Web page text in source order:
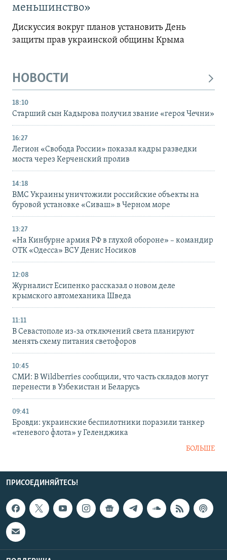
меньшинство»
Дискуссия вокруг планов установить День
защиты прав украинской общины Крыма
НОВОСТИ
18:10
Старший сын Кадырова получил звание «героя Чечни»
16:27
Легион «Свобода России» показал кадры разведки
моста через Керченский пролив
14:18
ВМС Украины уничтожили российские объекты на
буровой установке «Сиваш» в Черном море
13:27
«На Кинбурне армия РФ в глухой обороне» – командир
ОТК «Одесса» ВСУ Денис Носиков
12:08
Журналист Есипенко рассказал о новом деле
крымского автомеханика Шведа
11:11
В Севастополе из-за отключений света планируют
менять схему питания светофоров
10:45
СМИ: В Wildberries сообщили, что часть складов могут
перенести в Узбекистан и Беларусь
09:41
Бровди: украинские беспилотники поразили танкер
«теневого флота» у Геленджика
БОЛЬШЕ
ПРИСОЕДИНЯЙТЕСЬ!